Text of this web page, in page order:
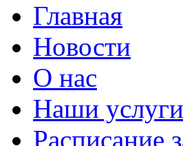
Главная
Новости
О нас
Наши услуги
Расписание